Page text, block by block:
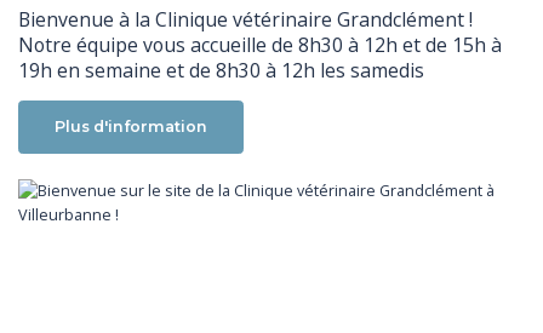
Bienvenue à la Clinique vétérinaire Grandclément !
Notre équipe vous accueille de 8h30 à 12h et de 15h à
19h en semaine et de 8h30 à 12h les samedis
Plus d'information